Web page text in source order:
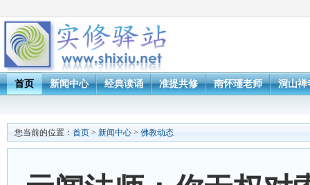
首页 新闻中心 经典读诵 准提共修 南怀瑾老师 洞山禅
您当前的位置： 首页 > 新闻中心 > 佛教动态